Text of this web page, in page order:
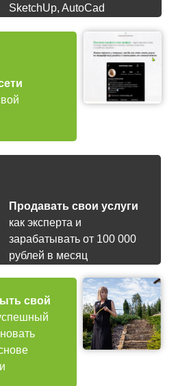
Продавать свои услуги
как эксперта и
зарабатывать от 100 000
рублей в месяц
SketchUp, AutoCad
свой